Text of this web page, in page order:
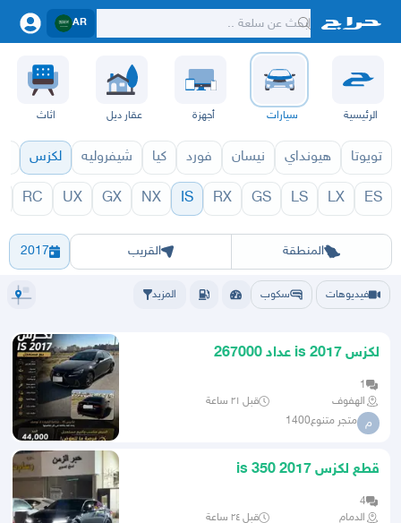
AR
الرئيسية سيارات أجهزة عقار ديل اثاث
تويوتا هيونداي نيسان فورد كيا شيفروليه لكزس
ES
LX
LS
GS
RX
IS
NX
GX
UX
RC
المنطقة
الرياض الشرقيهجده الطايف حائلأبها عسيرالباحة
القريب 2017
IS 1970
فيديوهات سكوب المزيد
لكزس is 2017 عداد 267000
1
الهفوف
قبل ٢١ ساعة
م متجر متنوع1400
قطع لكزس 2017 is 350
4
الدمام
قبل ٢٤ ساعة